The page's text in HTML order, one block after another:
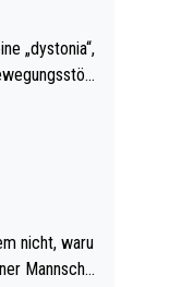
„dystonia“,
Ich gl
fälschlich p
müsst
gehe
nicht, waru
Mannscha